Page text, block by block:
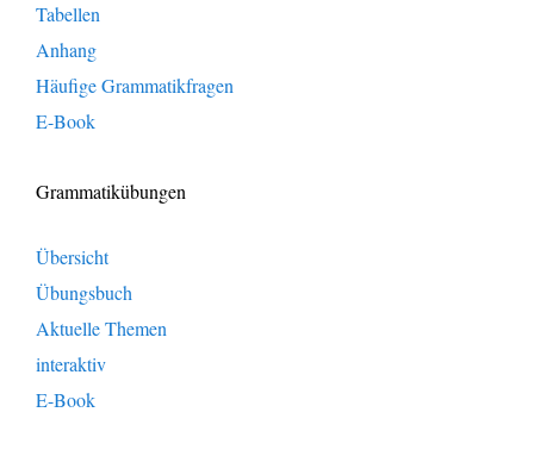
Tabellen
Anhang
Häufige Grammatikfragen
E-Book
Grammatikübungen
Übersicht
Übungsbuch
Aktuelle Themen
interaktiv
E-Book